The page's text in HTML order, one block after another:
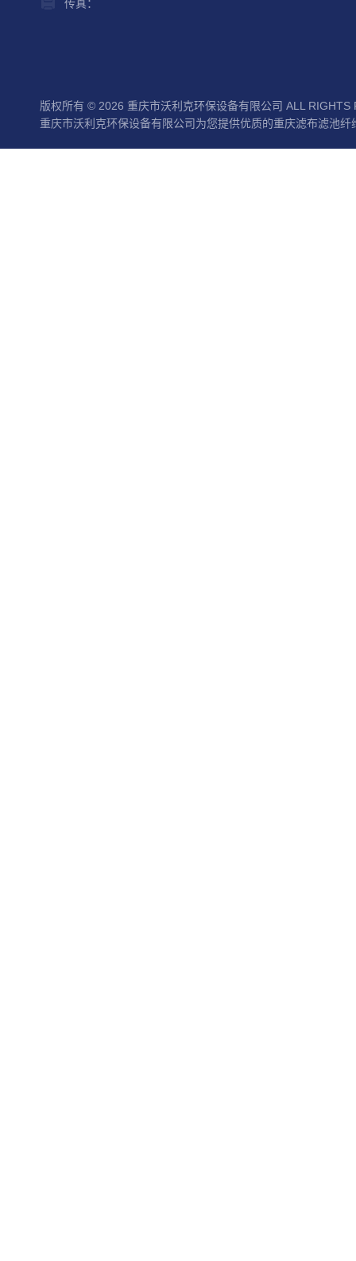
传真：
版权所有 © 2026 重庆市沃利克环保设备有限公司 ALL RIGHTS
重庆市沃利克环保设备有限公司为您提供优质的重庆滤布滤池